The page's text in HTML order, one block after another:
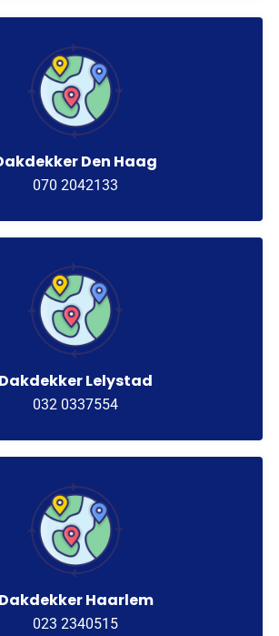
Den Haag
070 2042133
Dakdekker Lelystad
032 0337554
Dakdekker Haarlem
023 2340515